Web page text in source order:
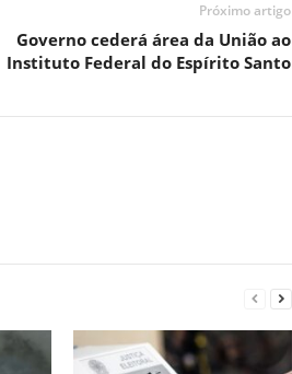
Próximo artigo
Governo cederá área da União ao
Instituto Federal do Espírito Santo